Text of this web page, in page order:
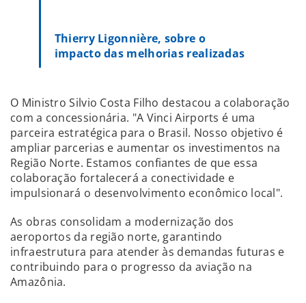
Thierry Ligonnière, sobre o
impacto das melhorias realizadas
O Ministro Silvio Costa Filho destacou a colaboração
com a concessionária. "A Vinci Airports é uma
parceira estratégica para o Brasil. Nosso objetivo é
ampliar parcerias e aumentar os investimentos na
Região Norte. Estamos confiantes de que essa
colaboração fortalecerá a conectividade e
impulsionará o desenvolvimento econômico local".
As obras consolidam a modernização dos
aeroportos da região norte, garantindo
infraestrutura para atender às demandas futuras e
contribuindo para o progresso da aviação na
Amazônia.